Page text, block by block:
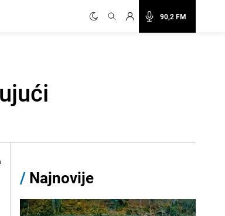
90,2 FM
/ Najnovije